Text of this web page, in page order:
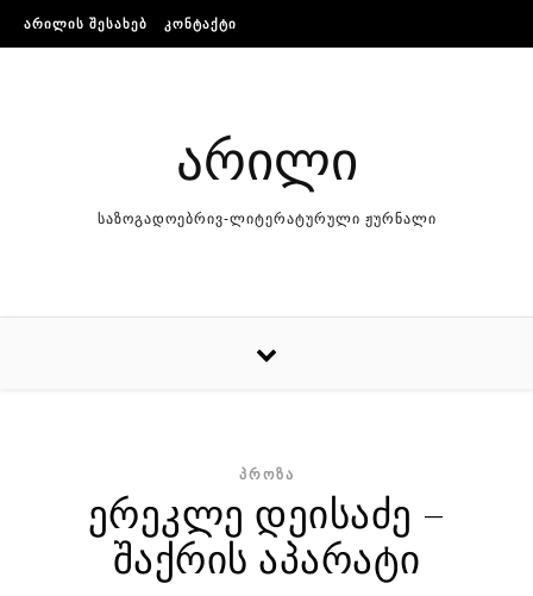
Skip to content
ᲐᲠᲘᲚᲘᲡ ᲨᲔᲡᲐᲮᲔᲑ ᲙᲝᲜᲢᲐᲥᲢᲘ
არილი
საზოგადოებრივ-ლიტერატურული ჟურნალი
ᲞᲠᲝᲖᲐ
ერეკლე დეისაძე –
შაქრის აპარატი